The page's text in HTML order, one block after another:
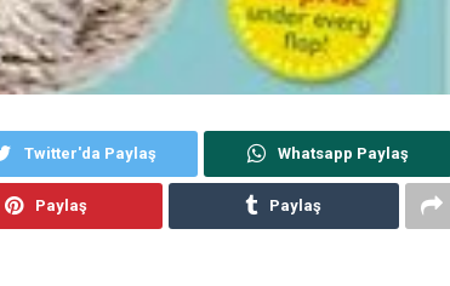
Twitter'da Paylaş Whatsapp Paylaş
Paylaş Paylaş